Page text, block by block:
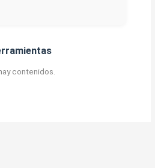
contenidos.